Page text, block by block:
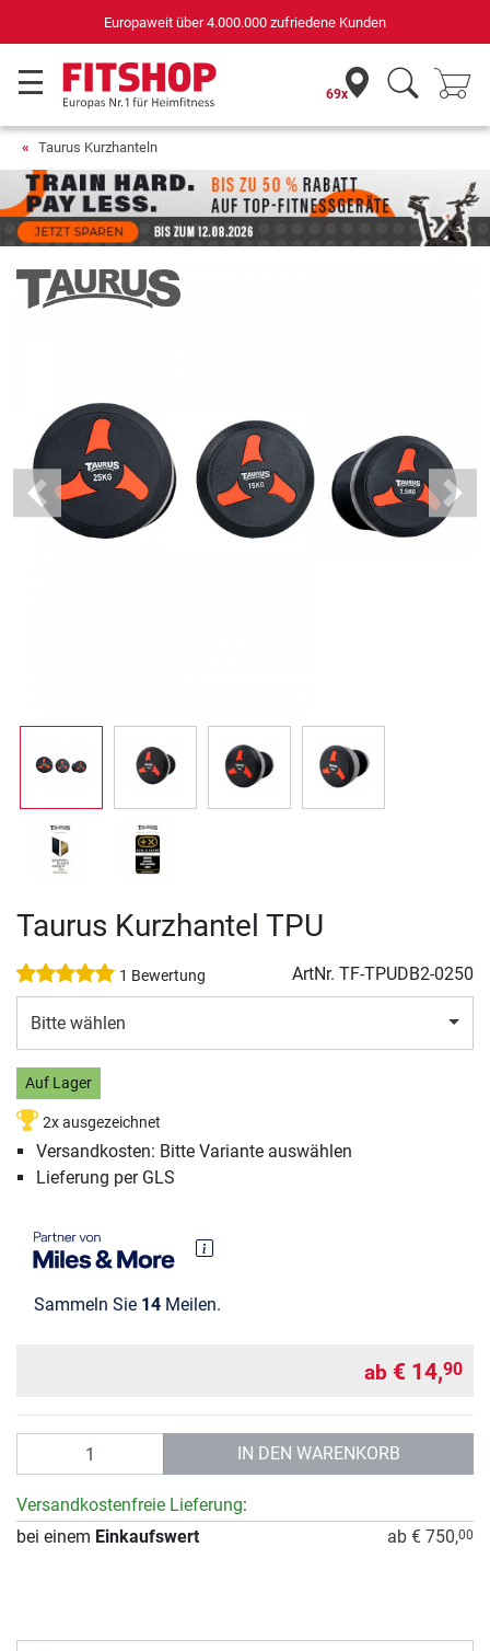
für Sportgeräte (n-tv+DISQ 2016-2024)
69x
Taurus Kurzhanteln
Previous Next
Taurus Kurzhantel TPU
1 Bewertung ArtNr. TF-TPUDB2-0250
Bitte wählen
Auf Lager
2x ausgezeichnet
Versandkosten: Bitte Variante auswählen
Lieferung per GLS
Sammeln Sie 14 Meilen.
ab € 14,90
IN DEN WARENKORB
Versandkostenfreie Lieferung:
bei einem Einkaufswert ab € 750,00